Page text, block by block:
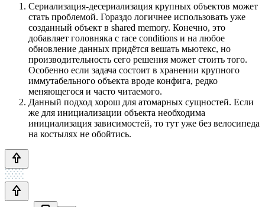
Сериализация-десериализация крупных объектов может
стать проблемой. Гораздо логичнее использовать уже
созданный объект в shared memory. Конечно, это
добавляет головняка с race conditions и на любое
обновление данных придётся вешать мьютекс, но
производительность сего решения может стоить того.
Особенно если задача состоит в хранении крупного
иммутабельного объекта вроде конфига, редко
меняющегося и часто читаемого.
Данный подход хорош для атомарных сущностей. Если
же для инициализации объекта необходима
инициализация зависимостей, то тут уже без велосипеда
на костылях не обойтись.